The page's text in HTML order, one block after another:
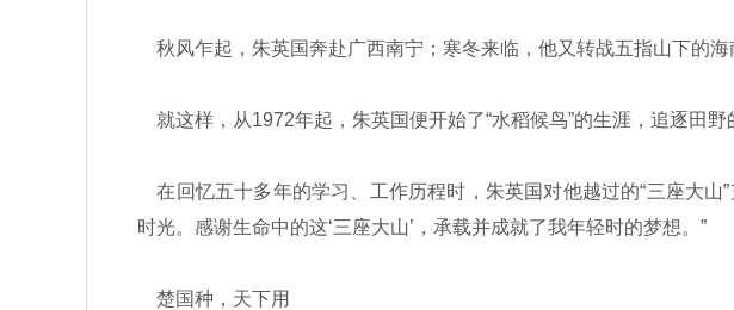
秋风乍起，朱英国奔赴广西南宁；寒冬来临，他又转战五指山下的海
就这样，从1972年起，朱英国便开始了“水稻候鸟”的生涯，追逐田野
在回忆五十多年的学习、工作历程时，朱英国对他越过的“三座大山
时光。感谢生命中的这‘三座大山’，承载并成就了我年轻时的梦想。”
楚国种，天下用